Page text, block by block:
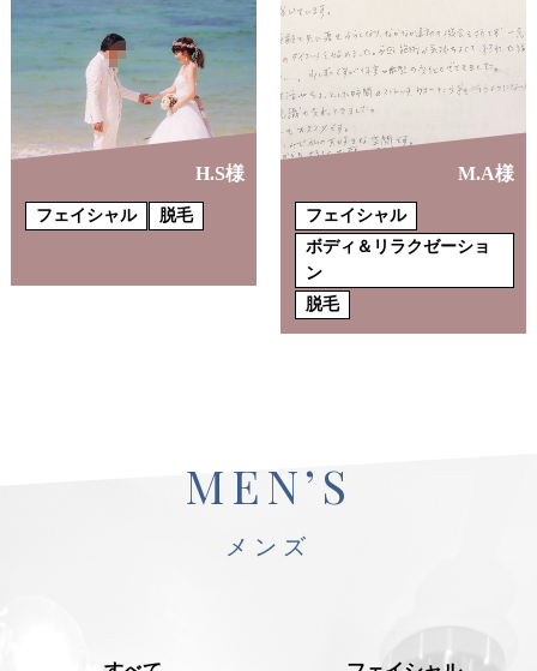
H.S様
フェイシャル 脱毛
M.A様
フェイシャル
ボディ＆リラクゼーショ
ン
脱毛
MEN’S
メンズ